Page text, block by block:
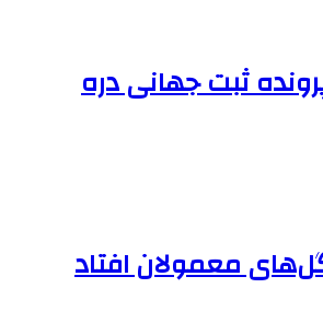
ثبت جهانی دره
معمولان افتاد